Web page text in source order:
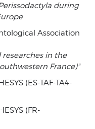
during
Association
researches in the
France)"
(ES-TAF-TA4-
(FR-